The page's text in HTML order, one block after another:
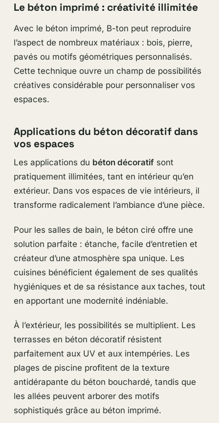
Le béton imprimé : créativité illimitée
Avec le béton imprimé, B-ton peut reproduire
l’aspect de nombreux matériaux : bois, pierre,
pavés ou motifs géométriques personnalisés.
Cette technique ouvre un champ de possibilités
créatives considérable pour personnaliser vos
espaces.
Applications du béton décoratif dans
vos espaces
Les applications du béton décoratifsont
pratiquement illimitées, tant en intérieur qu’en
extérieur. Dans vos espaces de vie intérieurs, il
transforme radicalement l’ambiance d’une pièce.
Pour les salles de bain, le béton ciré offre une
solution parfaite : étanche, facile d’entretien et
créateur d’une atmosphère spa unique. Les
cuisines bénéficient également de ses qualités
hygiéniques et de sa résistance aux taches, tout
en apportant une modernité indéniable.
À l’extérieur, les possibilités se multiplient. Les
terrasses en béton décoratif résistent
parfaitement aux UV et aux intempéries. Les
plages de piscine profitent de la texture
antidérapante du béton bouchardé, tandis que
les allées peuvent arborer des motifs
sophistiqués grâce au béton imprimé.